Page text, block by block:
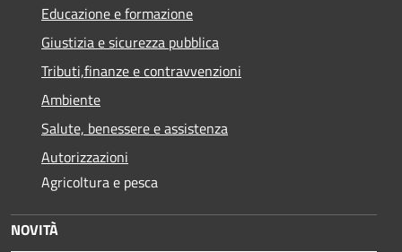
Educazione e formazione
Giustizia e sicurezza pubblica
Tributi,finanze e contravvenzioni
Ambiente
Salute, benessere e assistenza
Autorizzazioni
Agricoltura e pesca
NOVITÀ